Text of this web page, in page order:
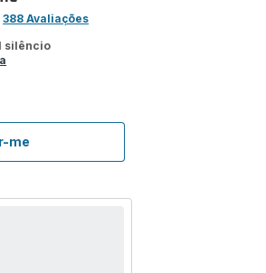
me
388 Avaliações
silêncio